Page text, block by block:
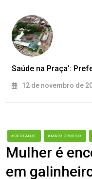
Saúde na Praça’:
12 de novembro de
#DESTAQUE #MATO GROSSO
Mulher é
em